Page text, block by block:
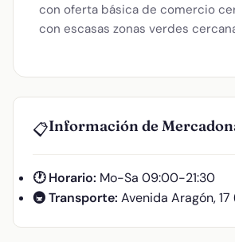
con oferta básica de comercio
con escasas zonas verdes
📋Información de
🕐 Horario: Mo-Sa 09:00-21:30
🚇 Transporte: Avenida Aragón,